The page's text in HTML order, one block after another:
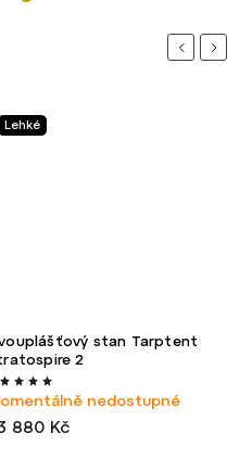
Lehké
stan Tarptent
2
nedostupné
880 Kč